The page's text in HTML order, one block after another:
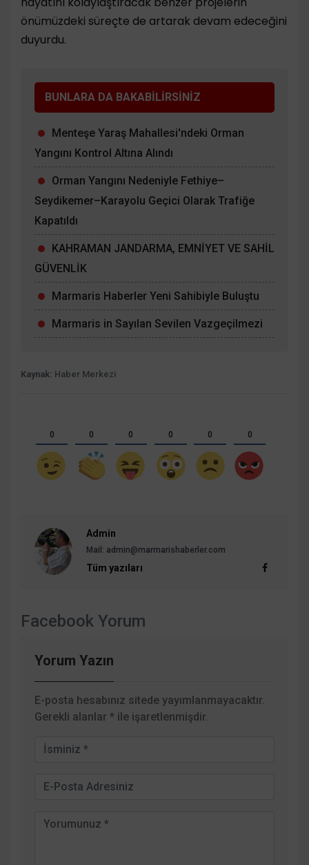
önümüzdeki süreçte de artarak devam edeceğini
duyurdu.
BUNLARA DA BAKABİLİRSİNİZ
Menteşe Yaraş Mahallesi'ndeki Orman
Yangını Kontrol Altına Alındı
Orman Yangını Nedeniyle Fethiye–
Seydikemer–Karayolu Geçici Olarak Trafiğe
Kapatıldı
KAHRAMAN JANDARMA, EMNİYET VE SAHİL
GÜVENLİK
Marmaris Haberler Yeni Sahibiyle Buluştu
Marmaris in Sayılan Sevilen Vazgeçilmezi
Kaynak: Haber Merkezi
0 0 0 0 0 0
Admin
Mail: admin@marmarishaberler.com
Tüm yazıları
Facebook Yorum
Yorum Yazın
E-posta hesabınız sitede yayımlanmayacaktır.
Gerekli alanlar * ile işaretlenmişdir.